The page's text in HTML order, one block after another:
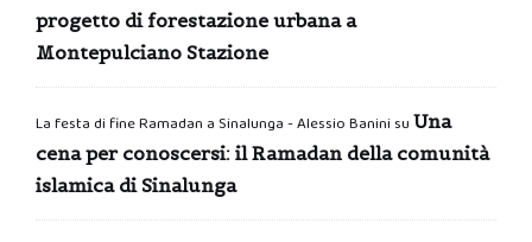
progetto di forestazione urbana a
Montepulciano Stazione
La festa di fine Ramadan a Sinalunga - Alessio Banini su Una
cena per conoscersi: il Ramadan della comunità
islamica di Sinalunga